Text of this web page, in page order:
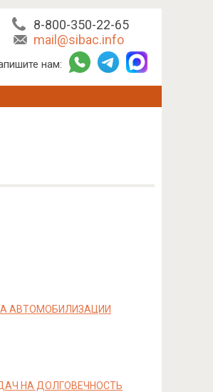
8-800-350-22-65
mail@sibac.info
нам:
АВТОМОБИЛИЗАЦИИ
НА ДОЛГОВЕЧНОСТЬ